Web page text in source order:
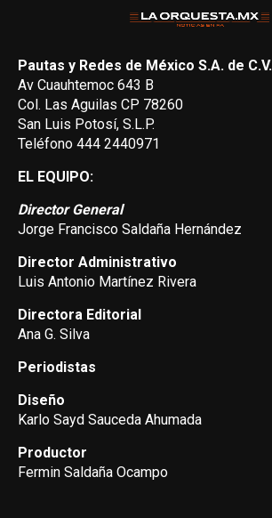
Pautas y Redes de México S.A. de C.V.
Av Cuauhtemoc 643 B
Col. Las Aguilas CP 78260
San Luis Potosí, S.L.P.
Teléfono 444 2440971
EL EQUIPO:
Director General
Jorge Francisco Saldaña Hernández
Director Administrativo
Luis Antonio Martínez Rivera
Directora Editorial
Ana G. Silva
Periodistas
Diseño
Karlo Sayd Sauceda Ahumada
Productor
Fermin Saldaña Ocampo